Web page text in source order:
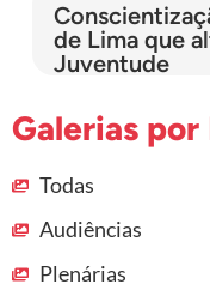
de Lima que
Juventude
Galerias por
Todas
Audiências
Plenárias